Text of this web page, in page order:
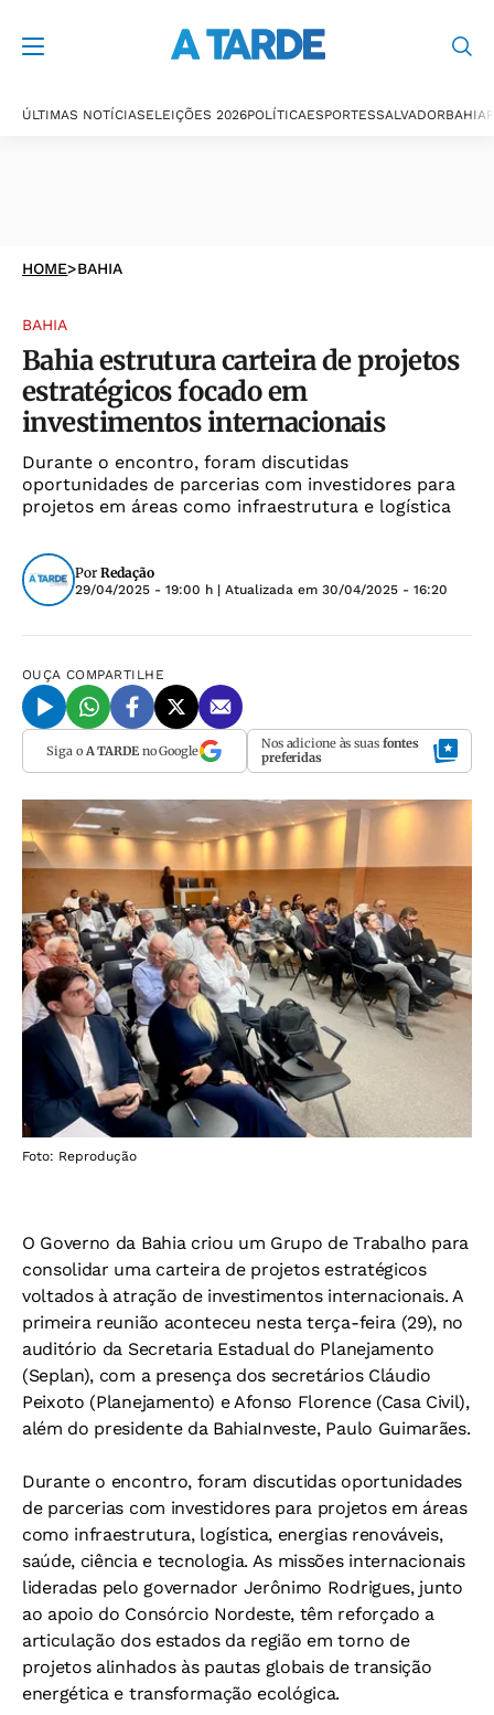
ÚLTIMAS NOTÍCIASELEIÇÕES 2026POLÍTICAESPORTESSALVADORBAHIA
HOME>BAHIA
BAHIA
Bahia estrutura carteira de projetos
estratégicos focado em
investimentos internacionais
Durante o encontro, foram discutidas
oportunidades de parcerias com investidores para
projetos em áreas como infraestrutura e logística
Por Redação
29/04/2025 - 19:00 h | Atualizada em 30/04/2025 - 16:20
OUÇA COMPARTILHE
Siga o A TARDEno Google Nos adicione às suas fontes
preferidas
Foto: Reprodução
O Governo da Bahia criou um Grupo de Trabalho para
consolidar uma carteira de projetos estratégicos
voltados à atração de investimentos internacionais. A
primeira reunião aconteceu nesta terça-feira (29), no
auditório da Secretaria Estadual do Planejamento
(Seplan), com a presença dos secretários Cláudio
Peixoto (Planejamento) e Afonso Florence (Casa Civil),
além do presidente da BahiaInveste, Paulo Guimarães.
Durante o encontro, foram discutidas oportunidades
de parcerias com investidores para projetos em áreas
como infraestrutura, logística, energias renováveis,
saúde, ciência e tecnologia. As missões internacionais
lideradas pelo governador Jerônimo Rodrigues, junto
ao apoio do Consórcio Nordeste, têm reforçado a
articulação dos estados da região em torno de
projetos alinhados às pautas globais de transição
energética e transformação ecológica.